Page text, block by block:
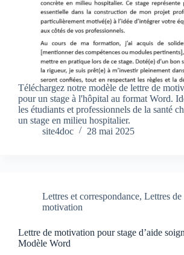
Téléchargez notre modèle de lettre de
pour un stage à l'hôpital au format Word.
les étudiants et professionnels de la santé
un stage en milieu hospitalier.
site4doc
28 mai 2025
Lettres et correspondance, Lettres de
motivation
Lettre de motivation pour stage d’aide
Modèle Word